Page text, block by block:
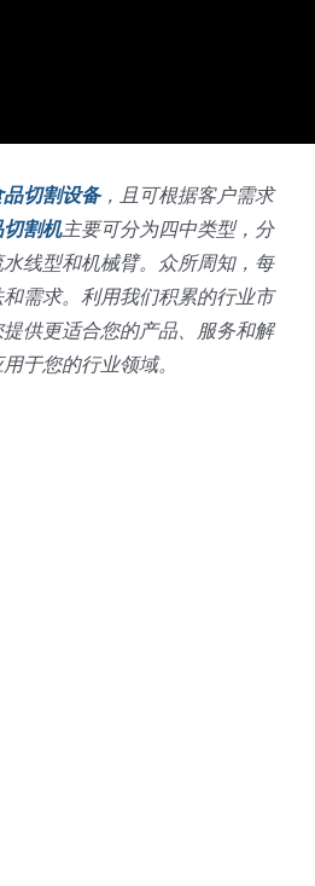
切割设备，且可根据客户需求
割机主要可分为四中类型，分
线型和机械臂。众所周知，每
需求。利用我们积累的行业市
供更适合您的产品、服务和解
于您的行业领域。